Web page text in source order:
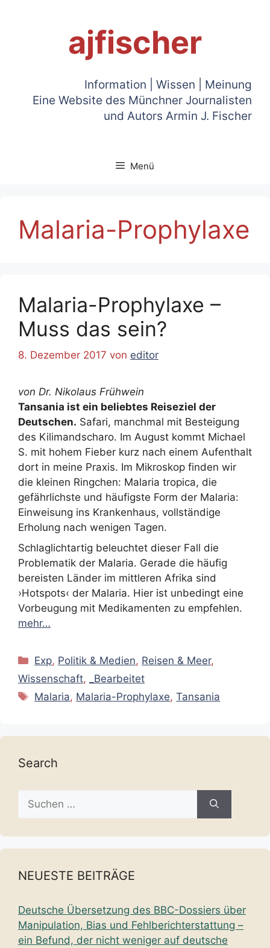
ajfischer
Information | Wissen | Meinung
Eine Website des Münchner Journalisten
und Autors Armin J. Fischer
Menü
Malaria-Prophylaxe
Malaria-Prophylaxe –
Muss das sein?
8. Dezember 2017 von editor
von Dr. Nikolaus Frühwein
Tansania ist ein beliebtes Reiseziel der
Deutschen. Safari, manchmal mit Besteigung
des Kilimandscharo. Im August kommt Michael
S. mit hohem Fieber kurz nach einem Aufenthalt
dort in meine Praxis. Im Mikroskop finden wir
die kleinen Ringchen: Malaria tropica, die
gefährlichste und häufigste Form der Malaria:
Einweisung ins Krankenhaus, vollständige
Erholung nach wenigen Tagen.
Schlaglichtartig beleuchtet dieser Fall die
Problematik der Malaria. Gerade die häufig
bereisten Länder im mittleren Afrika sind
›Hotspots‹ der Malaria. Hier ist unbedingt eine
Vorbeugung mit Medikamenten zu empfehlen.
mehr…
Kategorien
Exp, Politik & Medien, Reisen & Meer,
Wissenschaft,
_Bearbeitet
Schlagwörter
Malaria, Malaria-Prophylaxe,Tansania
Search
nach:
NEUESTE BEITRÄGE
Deutsche Übersetzung des BBC-Dossiers über
Manipulation, Bias und Fehlberichterstattung –
ein Befund, der nicht weniger auf deutsche